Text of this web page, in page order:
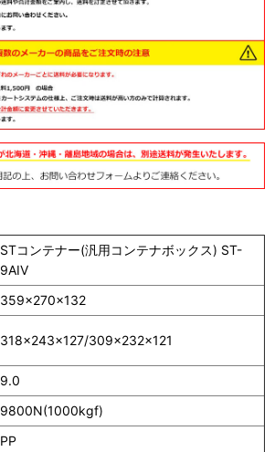
STコンテナー(汎用コンテナボックス) ST-
9AIV
359×270×132
318×243×127/309×232×121
9.0
9800N(1000kgf)
PP